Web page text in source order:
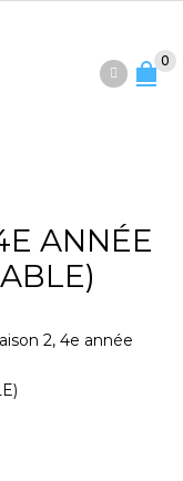
0
ANNÉE
2, 4e année